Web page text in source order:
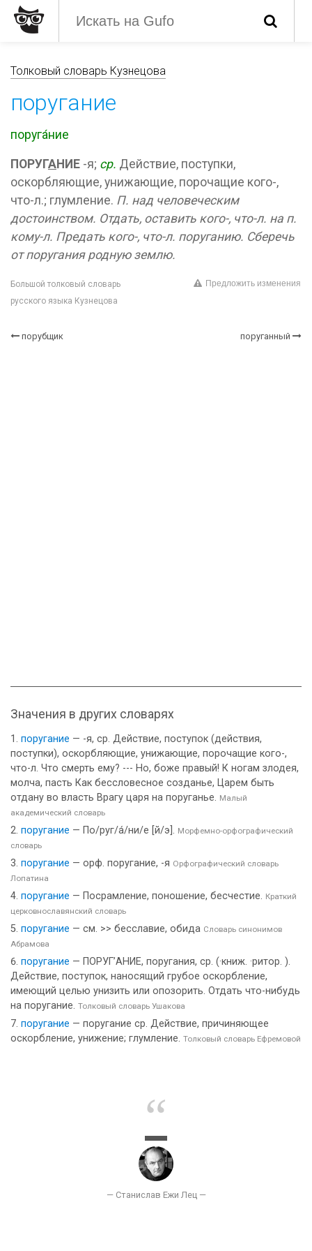
Толковый словарь Кузнецова
поругание
поруга́ние
ПОРУГАНИЕ -я; ср. Действие, поступки,
оскорбляющие, унижающие, порочащие кого-,
что-л.; глумление. П. над человеческим
достоинством. Отдать, оставить кого-, что-л. на п.
кому-л. Предать кого-, что-л. поруганию. Сберечь
от поругания родную землю.
Большой толковый словарь
русского языка Кузнецова
Предложить изменения
порубщик поруганный
Значения в других словарях
поругание — -я, ср. Действие, поступок (действия,
поступки), оскорбляющие, унижающие, порочащие кого-,
что-л. Что смерть ему? --- Но, боже правый! К ногам злодея,
молча, пасть Как бессловесное созданье, Царем быть
отдану во власть Врагу царя на поруганье. Малый
академический словарь
поругание — По/руг/а́/ни/е [й/э]. Морфемно-орфографический
словарь
поругание — орф. поругание, -я Орфографический словарь
Лопатина
поругание — Посрамление, поношение, бесчестие. Краткий
церковнославянский словарь
поругание — см. >> бесславие, обида Словарь синонимов
Абрамова
поругание — ПОРУГ’АНИЕ, поругания, ср. (·книж. ·ритор. ).
Действие, поступок, наносящий грубое оскорбление,
имеющий целью унизить или опозорить. Отдать что-нибудь
на поругание. Толковый словарь Ушакова
поругание — поругание ср. Действие, причиняющее
оскорбление, унижение; глумление. Толковый словарь Ефремовой